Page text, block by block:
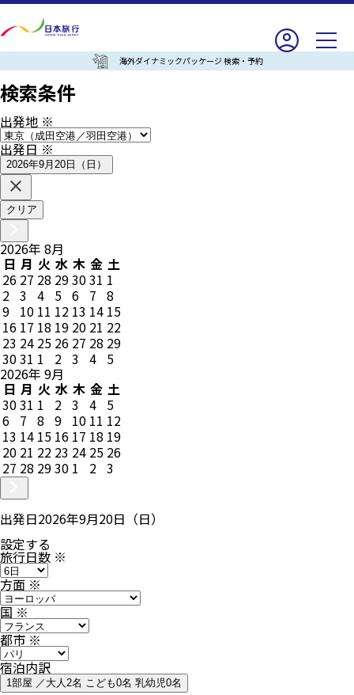
海外ダイナミックパッケージ 検索・予約
検索条件
出発地 ※
出発日※
2026年9月20日（日）
クリア
2026年 8月
日 月 火 水 木 金 土
26 27 28 293031 1
2 3 4 5 6 7 8
9 10 11 12 13 14 15
16 17 18 19 20 21 22
23 24 25 26 27 28 29
3031 1 2 3 4 5
2026年 9月
日 月 火 水 木 金 土
3031 1 2 3 4 5
6 7 8 9 10 11 12
13 14 15 16 17 18 19
20 21 22 23 24 25 26
27 28 2930 1 2 3
出発日2026年9月20日（日）
設定する
旅行日数 ※
方面※
国※
都市※
宿泊内訳
1部屋 ／大人2名 こども0名 乳幼児0名